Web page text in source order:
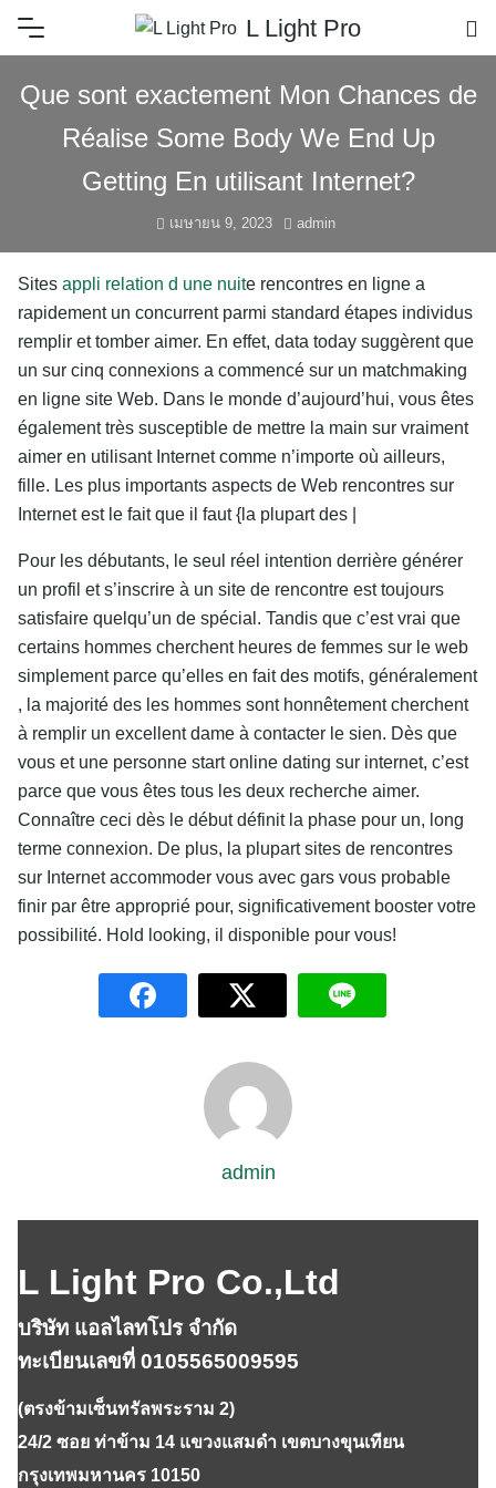
L Light Pro
Que sont exactement Mon Chances de
Réalise Some Body We End Up
Getting En utilisant Internet?
เมษายน 9, 2023 admin
Sites appli relation d une nuite rencontres en ligne a
rapidement un concurrent parmi standard étapes individus
remplir et tomber aimer. En effet, data today suggèrent que
un sur cinq connexions a commencé sur un matchmaking
en ligne site Web. Dans le monde d’aujourd’hui, vous êtes
également très susceptible de mettre la main sur vraiment
aimer en utilisant Internet comme n’importe où ailleurs,
fille. Les plus importants aspects de Web rencontres sur
Internet est le fait que il faut{la plupart des |
Pour les débutants, le seul réel intention derrière générer
un profil et s’inscrire à un site de rencontre est toujours
satisfaire quelqu’un de spécial. Tandis que c’est vrai que
certains hommes cherchent heures de femmes sur le web
simplement parce qu’elles en fait des motifs, généralement
, la majorité des les hommes sont honnêtement cherchent
à remplir un excellent dame à contacter le sien. Dès que
vous et une personne start online dating sur internet, c’est
parce que vous êtes tous les deux recherche aimer.
Connaître ceci dès le début définit la phase pour un, long
terme connexion. De plus, la plupart sites de rencontres
sur Internet accommoder vous avec gars vous probable
finir par être approprié pour, significativement booster votre
possibilité. Hold looking, il disponible pour vous!
admin
L Light Pro Co.,Ltd
บริษัท แอลไลทโปร จำกัด
ทะเบียนเลขที่ 0105565009595
(ตรงข้ามเซ็นทรัลพระราม 2)
24/2 ซอย ท่าข้าม 14 แขวงแสมดำ เขตบางขุนเทียน
กรุงเทพมหานคร 10150